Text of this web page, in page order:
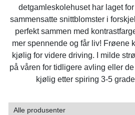
detgamleskolehuset har laget
sammensatte snittblomster i
perfekt sammen med
mer spennende og får liv! Frøene
kjølig for videre driving. I milde
på våren for tidligere avling eller
kjølig etter spiring 3-5